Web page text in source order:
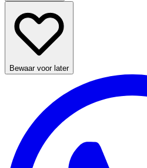
Bewaar voor later